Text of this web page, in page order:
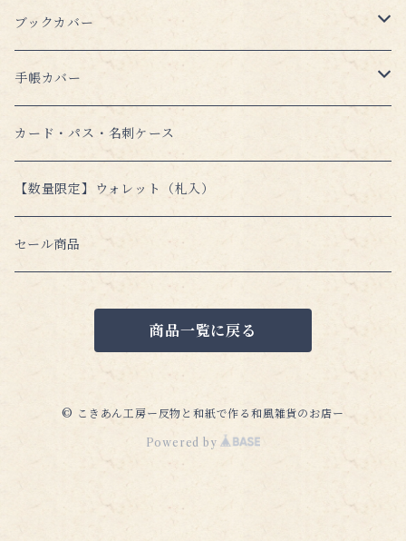
ブックカバー
【本の(単)羽織】文庫本 （おススメの新商品！）
５周年記念セット
単品販売
【本の(上)羽織】文庫本
標準フリーサイズ
ハヤカワ文庫フリーサイズ（少し大きめ）
新書本フリーサイズ
標準サイズ
コミック・ビジネスサイズ（少し大きめ）
単行本フリーサイズ
単行本 B6サイズ（小さめ）
単行本 菊版サイズ（大きめ）
手帳カバー
ほぼ日手帳対応カバー
オリジナル（A6）
カズン（A5）
特別仕様（猫デザイン）
カード・パス・名刺ケース
【数量限定】ウォレット（札入）
セール商品
商品一覧に戻る
© こきあん工房ー反物と和紙で作る和風雑貨のお店ー
Powered by